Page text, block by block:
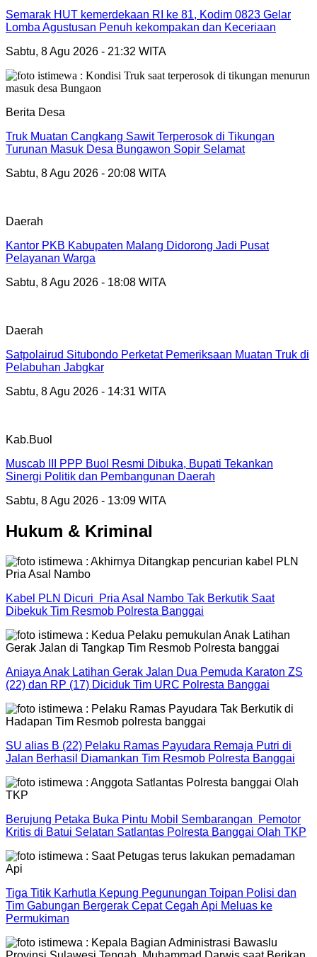
Semarak HUT kemerdekaan RI ke 81, Kodim 0823 Gelar
Lomba Agustusan Penuh kekompakan dan Keceriaan
Sabtu, 8 Agu 2026 - 21:32 WITA
Berita Desa
Truk Muatan Cangkang Sawit Terperosok di Tikungan
Turunan Masuk Desa Bungawon Sopir Selamat
Sabtu, 8 Agu 2026 - 20:08 WITA
Daerah
Kantor PKB Kabupaten Malang Didorong Jadi Pusat
Pelayanan Warga
Sabtu, 8 Agu 2026 - 18:08 WITA
Daerah
Satpolairud Situbondo Perketat Pemeriksaan Muatan Truk di
Pelabuhan Jabgkar
Sabtu, 8 Agu 2026 - 14:31 WITA
Kab.Buol
Muscab III PPP Buol Resmi Dibuka, Bupati Tekankan
Sinergi Politik dan Pembangunan Daerah
Sabtu, 8 Agu 2026 - 13:09 WITA
Hukum & Kriminal
Kabel PLN Dicuri Pria Asal Nambo Tak Berkutik Saat
Dibekuk Tim Resmob Polresta Banggai
Aniaya Anak Latihan Gerak Jalan Dua Pemuda Karaton ZS
(22) dan RP (17) Diciduk Tim URC Polresta Banggai
SU alias B (22) Pelaku Ramas Payudara Remaja Putri di
Jalan Berhasil Diamankan Tim Resmob Polresta Banggai
Berujung Petaka Buka Pintu Mobil Sembarangan Pemotor
Kritis di Batui Selatan Satlantas Polresta Banggai Olah TKP
Tiga Titik Karhutla Kepung Pegunungan Toipan Polisi dan
Tim Gabungan Bergerak Cepat Cegah Api Meluas ke
Permukiman